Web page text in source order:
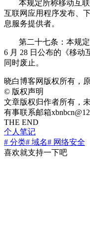
本规定所称移动互
互联网应用程序发布、
息服务提供者。
第二十七条：本规
6 月 28 日公布的《移动
同时废止。
晓白博客网版权所有，
© 版权声明
文章版权归作者所有，
有事联系邮箱
THE END
个人笔记
# 分类# 域名# 网络安全
喜欢就支持一下吧